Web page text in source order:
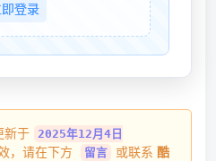
即登录
新于
2025年12月4日
，请在下方 留言 或联系 酷